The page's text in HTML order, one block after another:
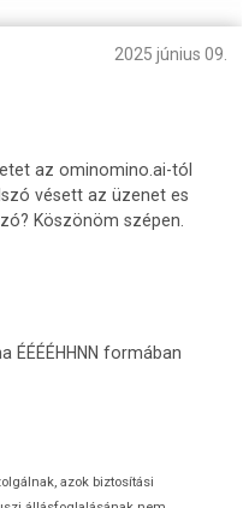
2025 június 09.
az ominomino.ai-tól
vésett az üzenet es
Köszönöm szépen.
ÉÉÉÉHHNN formában
azok biztosítási